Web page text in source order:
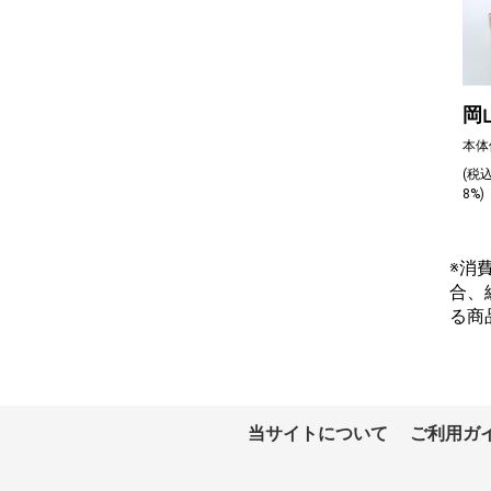
岡
本
(税
8%)
※消
合、
る商
当サイトについて ご利用ガ